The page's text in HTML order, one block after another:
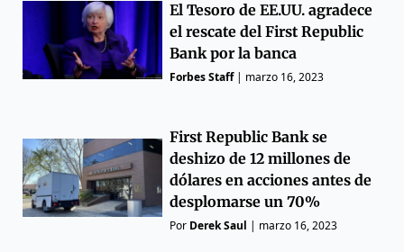
El Tesoro de EE.UU. agradece
el rescate del First Republic
Bank por la banca
Forbes Staff| marzo 16, 2023
First Republic Bank se
deshizo de 12 millones de
dólares en acciones antes de
desplomarse un 70%
Por Derek Saul | marzo 16, 2023